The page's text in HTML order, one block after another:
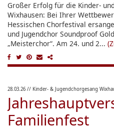
Großer Erfolg für die Kinder-
Wixhausen: Bei Ihrer
Hessischen Chorfestival
und Jugendchor Soundproof
„Meisterchor“. Am 24. und 2...
28.03.26 // Kinder- & Jugendchorgesang
Familienfest